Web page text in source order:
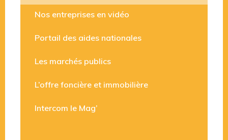
Les aides disponibles
Nos entreprises en vidéo
Portail des aides nationales
Les marchés publics
L’offre foncière et immobilière